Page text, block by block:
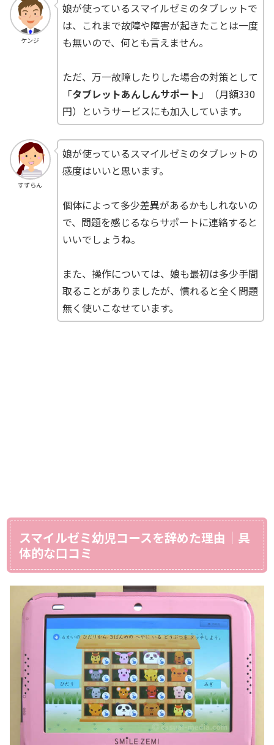
ケンジ
娘が使っているスマイルゼミのタブレットで
は、これまで故障や障害が起きたことは一度
も無いので、何とも言えません。
ただ、万一故障したりした場合の対策として
「タブレットあんしんサポート 」（月額330
円）というサービスにも加入しています。
すずらん
娘が使っているスマイルゼミのタブレットの
感度はいいと思います。
個体によって多少差異があるかもしれないの
で、問題を感じるならサポートに連絡すると
いいでしょうね。
また、操作については、娘も最初は多少手間
取ることがありましたが、慣れると全く問題
無く使いこなせています。
スマイルゼミ幼児コースを辞めた理由｜具
体的な口コミ